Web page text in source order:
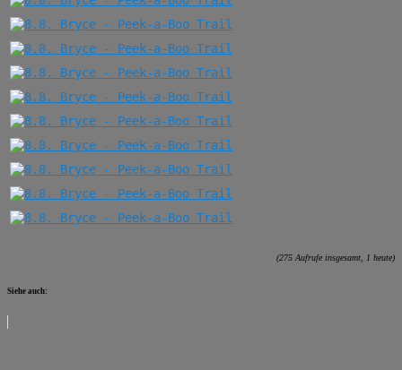
(275 Aufrufe insgesamt, 1 heute)
Siehe auch: